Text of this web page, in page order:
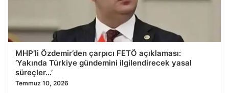
MHP’li Özdemir’den çarpıcı FETÖ açıklaması:
‘Yakında Türkiye gündemini ilgilendirecek yasal
süreçler…’
Temmuz 10, 2026